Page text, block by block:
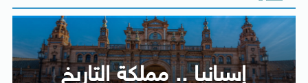
إسبانيا .. مملكة التاريخ